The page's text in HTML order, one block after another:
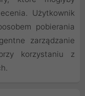
Użytkownik
pobierania
zarządzanie
korzystaniu z